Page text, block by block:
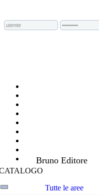
Bruno Editore
Tutte le aree